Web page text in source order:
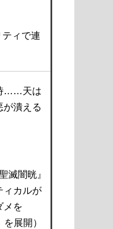
ィで連
……天は
が潰える
滅闇晄』
ィカルが
メを
展開）